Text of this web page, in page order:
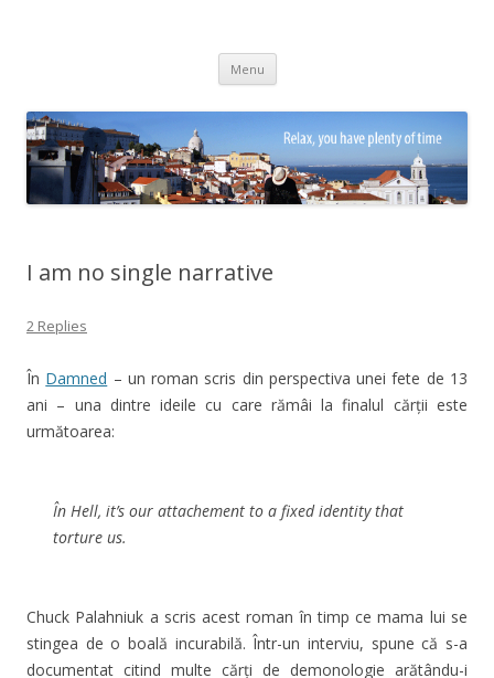
Menu Skip
content
I am no single narrative
2 Replies
În Damned – un roman scris din perspectiva unei fete de 13
ani – una dintre ideile cu care rămâi la finalul cărții este
următoarea:
În Hell, it’s our attachement to a fixed identity that
torture us.
Chuck Palahniuk a scris acest roman în timp ce mama lui se
stingea de o boală incurabilă. Într-un interviu, spune că s-a
documentat citind multe cărți de demonologie arătându-i